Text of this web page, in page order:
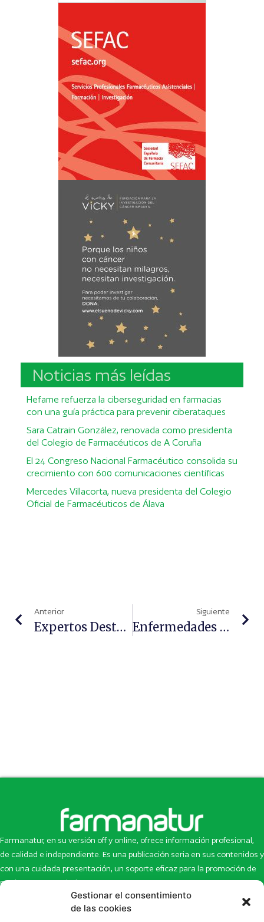
Gestionar el consentimiento
de las cookies
Noticias más leídas
Hefame refuerza la ciberseguridad en farmacias
con una guía práctica para prevenir ciberataques
Sara Catrain González, renovada como presidenta
del Colegio de Farmacéuticos de A Coruña
El 24 Congreso Nacional Farmacéutico consolida su
crecimiento con 600 comunicaciones científicas
Mercedes Villacorta, nueva presidenta del Colegio
Oficial de Farmacéuticos de Álava
Anterior
Expertos Destacan La Eficacia Y Seguridad De La Inmunoterapia Con Alérgenos Para Tratar Alergias
Siguiente
Enfermedades Reumáticas: Vigila Tus Dolores
Farmanatur, en su versión off y online, ofrece información profesional,
de calidad e independiente. Es una publicación seria en sus contenidos y
con una cuidada presentación, un soporte eficaz para la promoción de
productos y novedades.
Inicio